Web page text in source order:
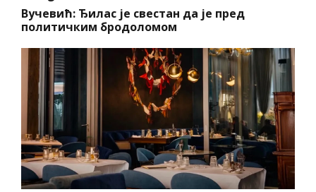
Вучевић: Ђилас је свестан да је пред
политичким бродоломом